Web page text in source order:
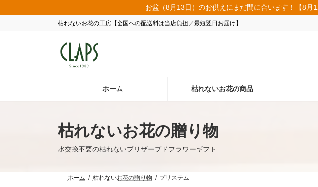
ン
ビ
お盆（8月13日）のお供えにまだ間に合います！【8
枯れないお花の工房【全国への配送料は当店負担／最短翌日お届け】
ホーム 枯れないお花の商品
枯れないお花の贈り物
水交換不要の枯れないプリザーブドフラワーギフト
ホーム 枯れないお花の贈り物 プリステム